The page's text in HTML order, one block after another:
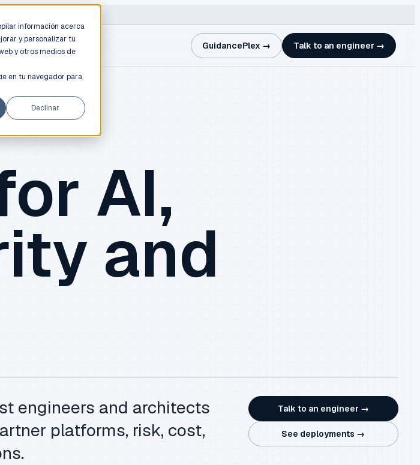
información acerca
y personalizar tu
y otros medios de
en tu navegador para
Declinar
GuidancePlex → Talk to an engineer →
AI,
and
engineers and architects
platforms, risk, cost,
Talk to an engineer →
See deployments →